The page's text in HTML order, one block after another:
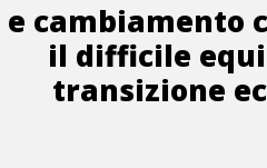
e cambiamento
il difficile
transizione